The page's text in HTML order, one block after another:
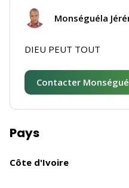
Monséguéla
DIEU PEUT TOUT
Contacter
Pays
Côte d'Ivoire